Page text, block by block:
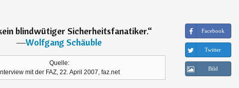
blindwütiger Sicherheitsfanatiker.“
―Wolfgang Schäuble
Quelle:
Interview mit der FAZ, 22. April 2007, faz.net
Facebook
Twitter
Bild